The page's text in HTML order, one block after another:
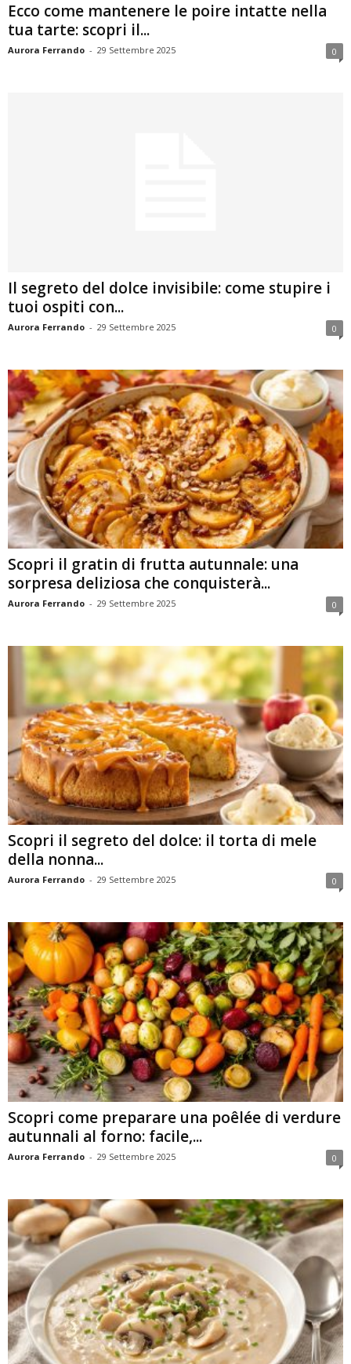
Ecco come mantenere le poire intatte nella
tua tarte: scopri il...
Aurora Ferrando - 29 Settembre 2025 0
Il segreto del dolce invisibile: come stupire i
tuoi ospiti con...
Aurora Ferrando - 29 Settembre 2025 0
Scopri il gratin di frutta autunnale: una
sorpresa deliziosa che conquisterà...
Aurora Ferrando - 29 Settembre 2025 0
Scopri il segreto del dolce: il torta di mele
della nonna...
Aurora Ferrando - 29 Settembre 2025 0
Scopri come preparare una poêlée di verdure
autunnali al forno: facile,...
Aurora Ferrando - 29 Settembre 2025 0